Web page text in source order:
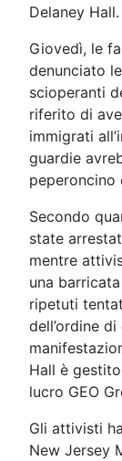
Delaney Hall.
Giovedì, le
denunciato
scioperanti
riferito di
immigrati
guardie
peperoncino
Secondo
state
mentre
una
ripetuti
dell’ordine
Hall è
lucro GEO
Gli attivisti
New Jersey